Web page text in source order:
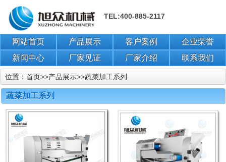
TEL:400-885-2117
网站首页 产品展示 客户案例
企业荣誉
新闻中心
厂家见证 厂家介绍 联系我们
位置： 首页>>产品展示>>蔬菜加工系列
蔬菜加工系列